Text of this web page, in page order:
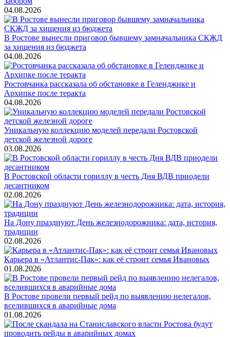
04.08.2026
В Ростове вынесли приговор бывшему замначальника СКЖД
за хищения из бюджета
04.08.2026
Ростовчанка рассказала об обстановке в Геленджике и
Архипке после теракта
04.08.2026
Уникальную коллекцию моделей передали Ростовской
детской железной дороге
03.08.2026
В Ростовской области гориллу в честь Дня ВДВ приодели
десантником
02.08.2026
На Дону празднуют День железнодорожника: дата, история,
традиции
02.08.2026
Карьера в «Атлантис-Пак»: как её строит семья Ивановых
01.08.2026
В Ростове провели первый рейд по выявлению нелегалов,
вселившихся в аварийные дома
01.08.2026